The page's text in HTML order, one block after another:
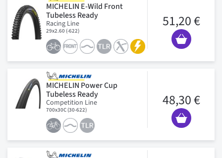
MICHELIN E-Wild Front
Tubeless Ready
Racing Line
29x2.60 (-622)
51,20 €
MICHELIN Power Cup
Tubeless Ready
Competition Line
700x30C (30-622)
48,30 €